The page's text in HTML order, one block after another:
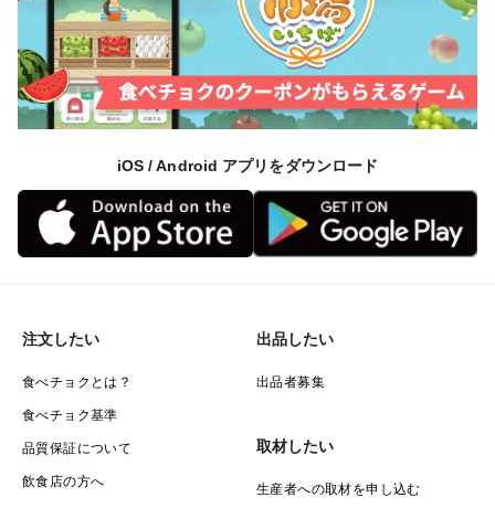
iOS / Android アプリをダウンロード
注文したい
食べチョクとは？
食べチョク基準
品質保証について
飲食店の方へ
出品したい
出品者募集
取材したい
生産者への取材を申し込む